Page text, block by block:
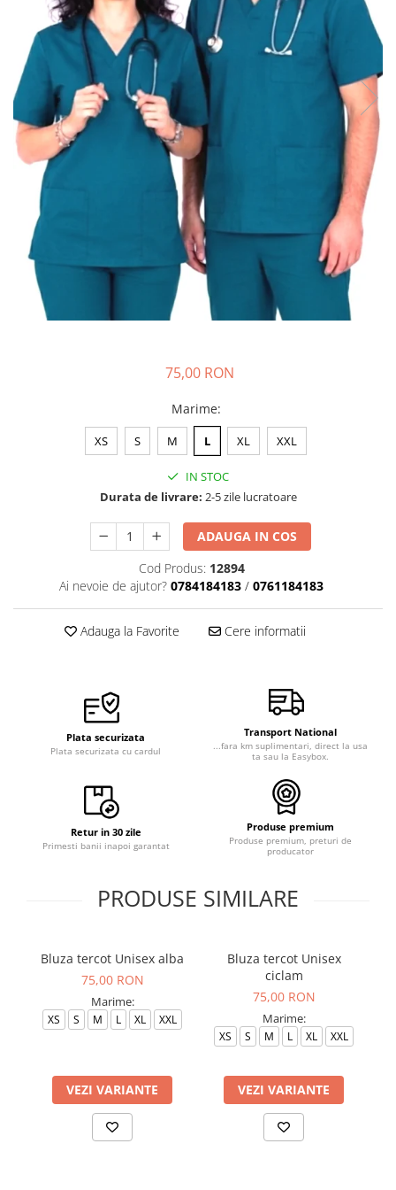
75,00 RON
Marime:
XS S M L XL XXL
IN STOC
Durata de livrare: 2-5 zile lucratoare
ADAUGA IN COS
Cod Produs: 12894
Ai nevoie de ajutor? 0784184183 / 0761184183
Adauga la Favorite Cere informatii
Plata securizata
Plata securizata cu cardul
Transport National
...fara km suplimentari, direct la usa
ta sau la Easybox.
Retur in 30 zile
Primesti banii inapoi garantat
Produse premium
Produse premium, preturi de
producator
PRODUSE SIMILARE
Bluza tercot Unisex alba
75,00 RON
Marime:
XS S M L XL XXL
VEZI VARIANTE
Bluza tercot Unisex
ciclam
75,00 RON
Marime:
XS S M L XL XXL
VEZI VARIANTE